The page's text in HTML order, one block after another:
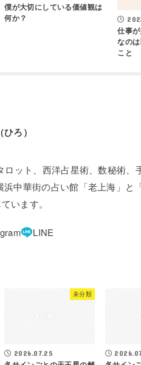
僕が大切にしている価値観は
何か？
仕事
なの
こと
ろ）
ット、西洋占星術、数秘術、
中華街の占い館「老上海」と
います。
未分類
2026.07.25